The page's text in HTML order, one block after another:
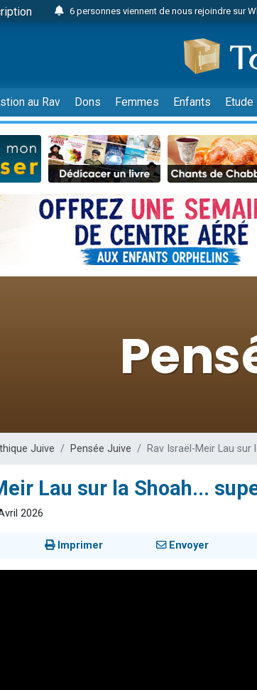
6 personnes viennent de nous rejoindre sur
2 personnes viennent de faire un don
17 personnes viennent de demander une
4 personnes viennent de nous rejoindre sur
Il reste 49 places pour étudier en groupe
23 personnes viennent de faire un don
Eva vient de donner son Maasser
4 personnes viennent de nous rejoindre sur
3 personnes viennent de nous rejoindre sur
3 personnes viennent de faire un don
Odaya vient de donner son Maasser
13 personnes viennent de demander une
Il reste 49 places pour étudier en groupe
12 nouvelles musiques dans Torah-Box
3 personnes viennent de nous rejoindre sur
au Rav Dons Femmes Enfants Etude
Juive Pensée Juive Rav Israël-Meir Lau
Lau sur la Shoah...
2026
Imprimer Envoyer